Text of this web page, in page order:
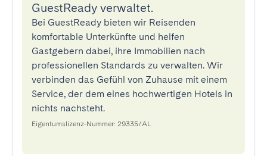
GuestReady verwaltet.
Bei GuestReady bieten wir Reisenden
komfortable Unterkünfte und helfen
Gastgebern dabei, ihre Immobilien nach
professionellen Standards zu verwalten. Wir
verbinden das Gefühl von Zuhause mit einem
Service, der dem eines hochwertigen Hotels in
nichts nachsteht.
Eigentumslizenz-Nummer: 29335/AL